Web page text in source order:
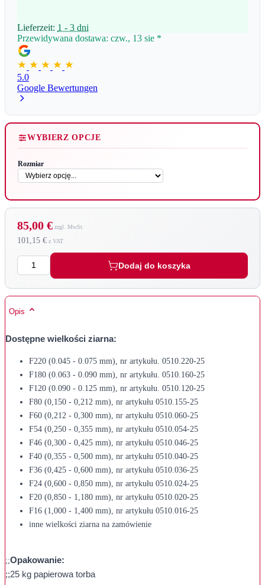
Lieferzeit: 1 - 3 dni
Przewidywana dostawa: czw., 13 sie *
5.0
Google Bewertungen
WYBIERZ OPCJE
Rozmiar
101,15 €
85,00 €
Ilość
Dodaj do koszyka
Opis
Dostępne wielkości ziarna:
F220 (0.045 - 0.075 mm), nr artykułu. 0510.220-25
F180 (0.063 - 0.090 mm), nr artykułu. 0510.160-25
F120 (0.090 - 0.125 mm), nr artykułu. 0510.120-25
F80 (0,150 - 0,212 mm), nr artykułu 0510.155-25
F60 (0,212 - 0,300 mm), nr artykułu 0510.060-25
F54 (0,250 - 0,355 mm), nr artykułu 0510.054-25
F46 (0,300 - 0,425 mm), nr artykułu 0510.046-25
F40 (0,355 - 0,500 mm), nr artykułu 0510.040-25
F36 (0,425 - 0,600 mm), nr artykułu 0510.036-25
F24 (0,600 - 0,850 mm), nr artykułu 0510.024-25
F20 (0,850 - 1,180 mm), nr artykułu 0510.020-25
F16 (1,000 - 1,400 mm), nr artykułu 0510.016-25
inne wielkości ziarna na zamówienie
;;Opakowanie:
;;25 kg papierowa torba